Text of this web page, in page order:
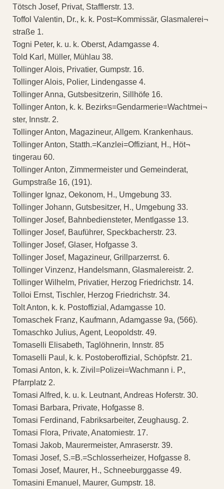
Tötsch Josef, Privat, Stafflerstr. 13.
Toffol Valentin, Dr., k. k. Post=Kommissär, Glasmalerei¬
straße 1.
Togni Peter, k. u. k. Oberst, Adamgasse 4.
Told Karl, Müller, Mühlau 38.
Tollinger Alois, Privatier, Gumpstr. 16.
Tollinger Alois, Polier, Lindengasse 4.
Tollinger Anna, Gutsbesitzerin, Sillhöfe 16.
Tollinger Anton, k. k. Bezirks=Gendarmerie=Wachtmei¬
ster, Innstr. 2.
Tollinger Anton, Magazineur, Allgem. Krankenhaus.
Tollinger Anton, Statth.=Kanzlei=Offiziant, H., Höt¬
tingerau 60.
Tollinger Anton, Zimmermeister und Gemeinderat,
Gumpstraße 16, (191).
Tollinger Ignaz, Oekonom, H., Umgebung 33.
Tollinger Johann, Gutsbesitzer, H., Umgebung 33.
Tollinger Josef, Bahnbediensteter, Mentlgasse 13.
Tollinger Josef, Bauführer, Speckbacherstr. 23.
Tollinger Josef, Glaser, Hofgasse 3.
Tollinger Josef, Magazineur, Grillparzerrst. 6.
Tollinger Vinzenz, Handelsmann, Glasmalereistr. 2.
Tollinger Wilhelm, Privatier, Herzog Friedrichstr. 14.
Tolloi Ernst, Tischler, Herzog Friedrichstr. 34.
Tolt Anton, k. k. Postoffizial, Adamgasse 10.
Tomaschek Franz, Kaufmann, Adamgasse 9a, (566).
Tomaschko Julius, Agent, Leopoldstr. 49.
Tomaselli Elisabeth, Taglöhnerin, Innstr. 85
Tomaselli Paul, k. k. Postoberoffizial, Schöpfstr. 21.
Tomasi Anton, k. k. Zivil=Polizei=Wachmann i. P.,
Pfarrplatz 2.
Tomasi Alfred, k. u. k. Leutnant, Andreas Hoferstr. 30.
Tomasi Barbara, Private, Hofgasse 8.
Tomasi Ferdinand, Fabriksarbeiter, Zeughausg. 2.
Tomasi Flora, Private, Anatomiestr. 17.
Tomasi Jakob, Maurermeister, Amraserstr. 39.
Tomasi Josef, S.=B.=Schlosserheizer, Hofgasse 8.
Tomasi Josef, Maurer, H., Schneeburggasse 49.
Tomasini Emanuel, Maurer, Gumpstr. 18.